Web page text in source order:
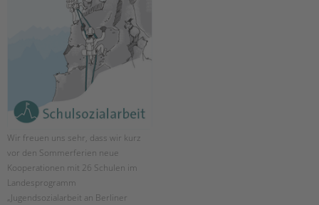
Briefe an Kai
KONTAKT
Datenschutz
Hinweisgebersystem
Intranet
Wir freuen uns sehr, dass wir kurz
vor den Sommerferien neue
Kooperationen mit 26 Schulen im
Landesprogramm
„Jugendsozialarbeit an Berliner